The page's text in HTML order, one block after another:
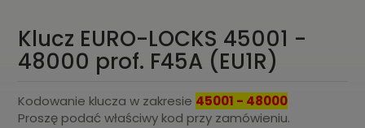
Klucz EURO-LOCKS 45001 -
48000 prof. F45A (EU1R)
Kodowanie klucza w zakresie 45001 - 48000
Proszę podać właściwy kod przy zamówieniu.